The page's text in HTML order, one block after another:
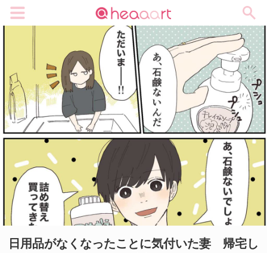
日用品がなくなったことに気付いた妻 帰宅し